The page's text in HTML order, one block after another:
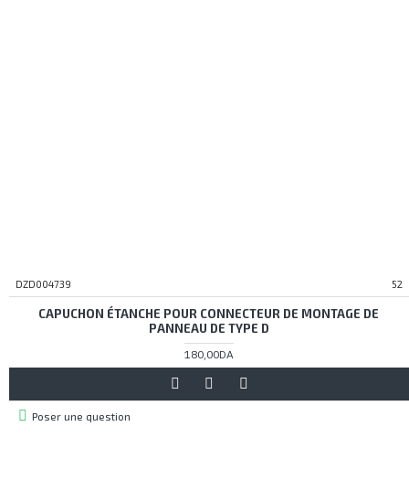
DZD004739 52
CAPUCHON ÉTANCHE POUR CONNECTEUR DE MONTAGE DE
PANNEAU DE TYPE D
180,00DA
Poser une question